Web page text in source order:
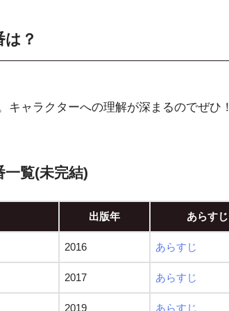
？
ャラクターへの理解が深まるのでぜひ！
覧(未完結)
出版年 あらすじ
2016 あらすじ
2017 あらすじ
2019 あらすじ